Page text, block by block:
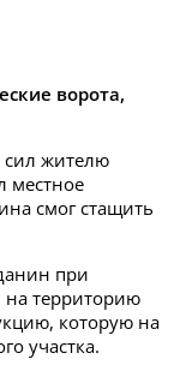
ворота,
сил жителю
местное
смог стащить
при
на территорию
которую на
участка.